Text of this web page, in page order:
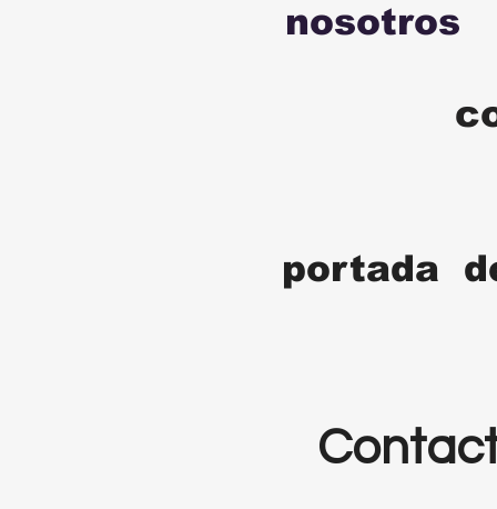
nosotros
portada